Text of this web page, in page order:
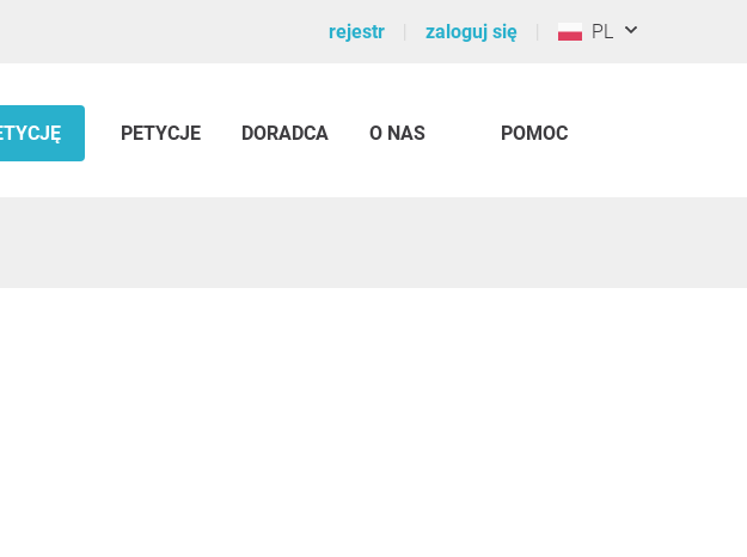
rejestr zaloguj się PL
PETYCJE DORADCA O NAS POMOC